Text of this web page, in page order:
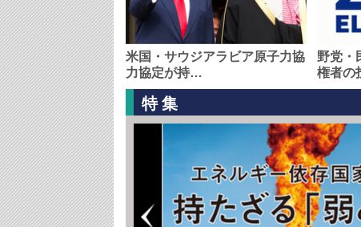
米国・サウジアラビア原子力協
力協定が持…
野党・
権者の
特集